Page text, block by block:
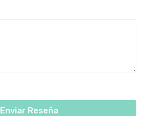
Enviar Reseña